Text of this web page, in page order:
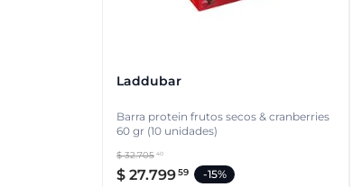
Laddubar
Barra protein frutos secos & cranberries
60 gr (10 unidades)
$ 32.705 40
$ 27.79959 -15%